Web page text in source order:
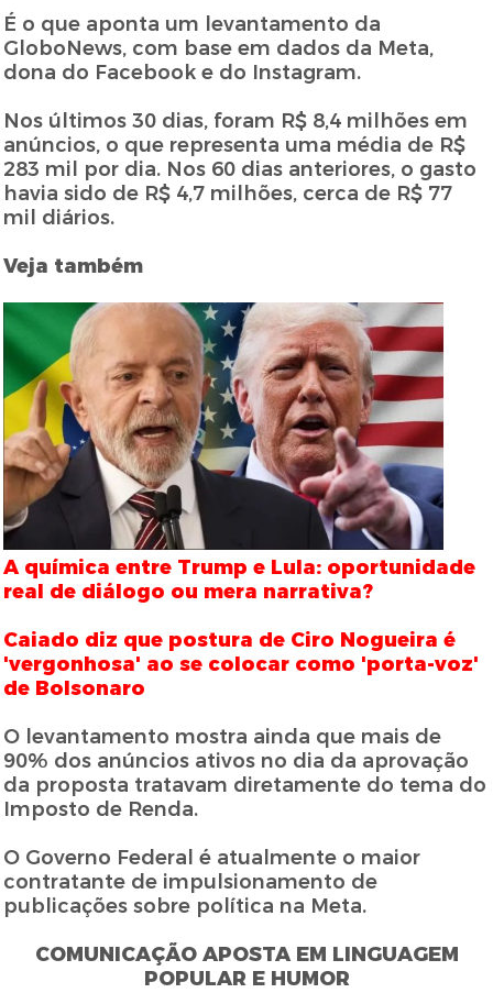
É o que aponta um levantamento da
GloboNews, com base em dados da Meta,
dona do Facebook e do Instagram.
Nos últimos 30 dias, foram R$ 8,4 milhões em
anúncios, o que representa uma média de R$
283 mil por dia. Nos 60 dias anteriores, o gasto
havia sido de R$ 4,7 milhões, cerca de R$ 77
mil diários.
Veja também
A química entre Trump e Lula: oportunidade
real de diálogo ou mera narrativa?
Caiado diz que postura de Ciro Nogueira é
'vergonhosa' ao se colocar como 'porta-voz'
de Bolsonaro
O levantamento mostra ainda que mais de
90% dos anúncios ativos no dia da aprovação
da proposta tratavam diretamente do tema do
Imposto de Renda.
O Governo Federal é atualmente o maior
contratante de impulsionamento de
publicações sobre política na Meta.
COMUNICAÇÃO APOSTA EM LINGUAGEM
POPULAR E HUMOR